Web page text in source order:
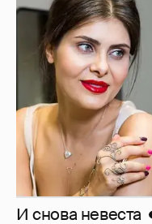
И снова невеста